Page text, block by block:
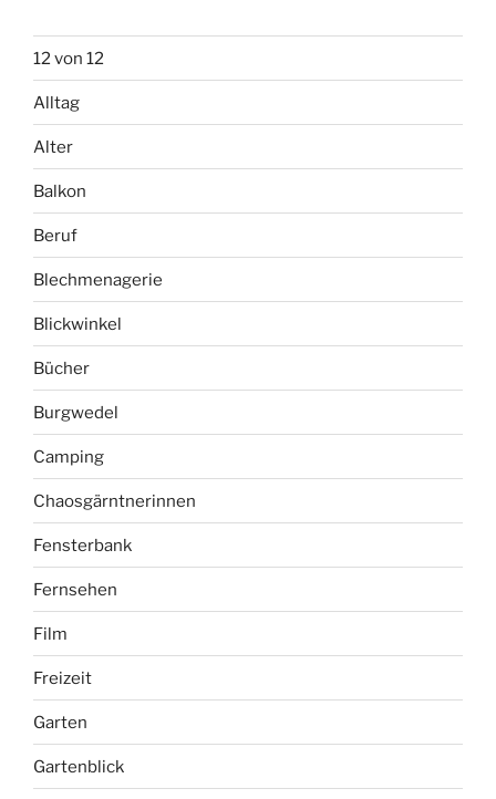
12 von 12
Alltag
Alter
Balkon
Beruf
Blechmenagerie
Blickwinkel
Bücher
Burgwedel
Camping
Chaosgärntnerinnen
Fensterbank
Fernsehen
Film
Freizeit
Garten
Gartenblick